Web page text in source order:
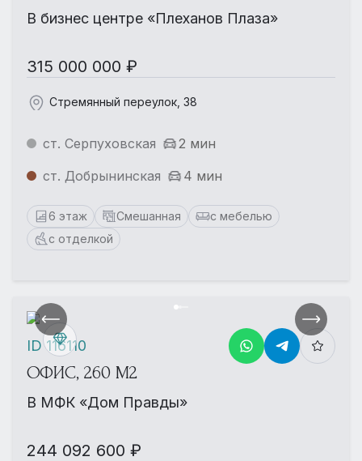
В бизнес центре «Плеханов Плаза»
315 000 000 ₽
Стремянный переулок, 38
ст. Серпуховская
2 мин
ст. Добрынинская
4 мин
6 этаж Смешанная
с мебелью
с отделкой
ОФИС, 260 М2
В МФК «Дом Правды»
244 092 600 ₽
ID 116110